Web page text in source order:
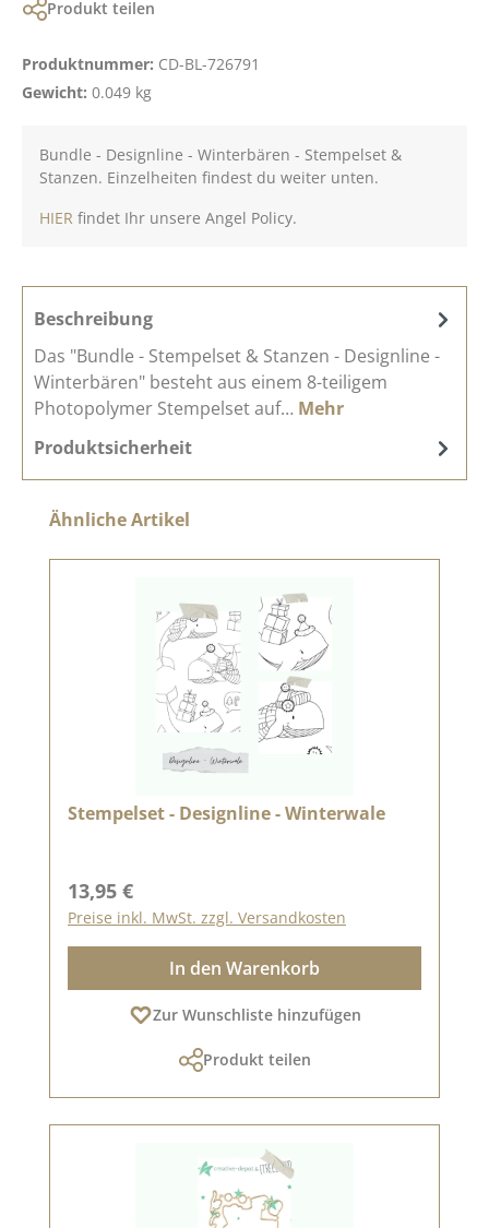
Produkt teilen
Produktnummer: CD-BL-726791
Gewicht: 0.049 kg
Bundle - Designline - Winterbären - Stempelset &
Stanzen. Einzelheiten findest du weiter unten.
HIER findet Ihr unsere Angel Policy.
Beschreibung
Das "Bundle - Stempelset & Stanzen - Designline -
Winterbären" besteht aus einem 8-teiligem
Photopolymer Stempelset auf… Mehr
Produktsicherheit
Produktgalerie überspringen
Ähnliche Artikel
Stempelset - Designline - Winterwale
Regulärer Preis:
13,95 €
Preise inkl. MwSt. zzgl. Versandkosten
In den Warenkorb
Zur Wunschliste hinzufügen
Produkt teilen